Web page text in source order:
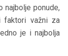
ponude,
faktori važni za
je i najbolja